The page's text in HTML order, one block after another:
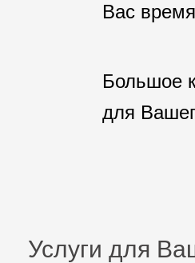
Вас время
Большое
для
Услуги для